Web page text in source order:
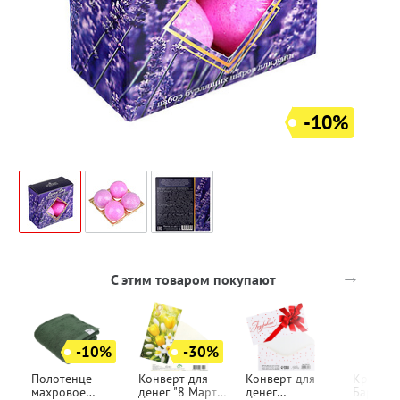
-10%
С этим товаром покупают →
-10%
Полотенце
махровое
-30%
Конверт для
денег "8 Марта",
Конверт для
денег
Крем